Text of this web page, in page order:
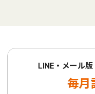
LINE・メール
毎月